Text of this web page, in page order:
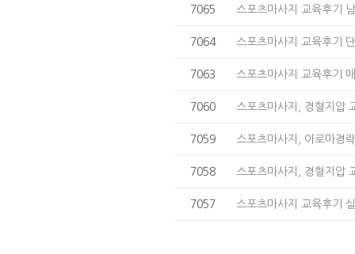
7065 스포츠마사지 교육후기
7064 스포츠마사지 교육후기
7063 스포츠마사지 교육후기
7060 스포츠마사지, 경혈지압
7059 스포츠마사지, 아로마경
7058 스포츠마사지, 경혈지압
7057 스포츠마사지 교육후기